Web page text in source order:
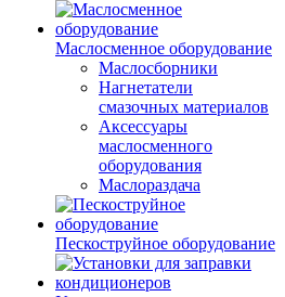
Маслосменное оборудование
Маслосборники
Нагнетатели
смазочных материалов
Аксессуары
маслосменного
оборудования
Маслораздача
Пескоструйное оборудование